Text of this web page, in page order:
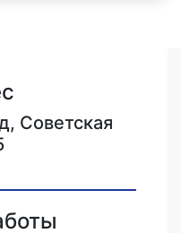
Советская